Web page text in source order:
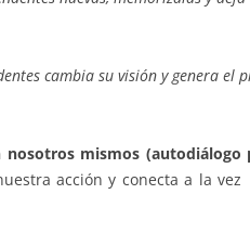
cambia su visión y genera el
mismos (autodiálogo
acción y conecta a la